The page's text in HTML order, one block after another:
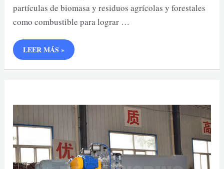
partículas de biomasa y residuos agrícolas y forestales
como combustible para lograr …
QUEMADORES
DE
BIOMASA
LEER MÁS »